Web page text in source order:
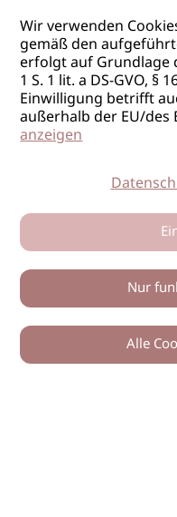
Wir verwenden
gemäß den
erfolgt auf Grundlage
1 S. 1 lit. a DS-GVO, §
Einwilligung betrifft
außerhalb der EU/des
anzeigen
Nur
Alle